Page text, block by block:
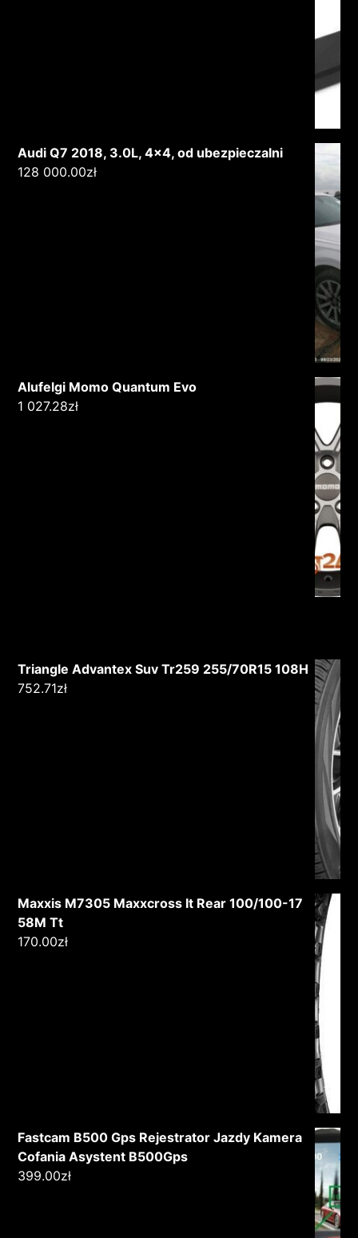
Audi Q7 2018, 3.0L, 4x4, od ubezpieczalni
128 000.00zł
Alufelgi Momo Quantum Evo
1 027.28zł
Triangle Advantex Suv Tr259 255/70R15 108H
752.71zł
Maxxis M7305 Maxxcross It Rear 100/100-17
58M Tt
170.00zł
Fastcam B500 Gps Rejestrator Jazdy Kamera
Cofania Asystent B500Gps
399.00zł